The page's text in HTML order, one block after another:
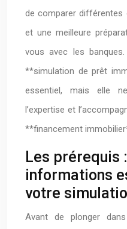
de comparer
et une meilleure
vous avec les
**simulation de prêt
essentiel, mais elle
l’expertise et
**financement
Les prérequis
informations
votre
Avant de plonger